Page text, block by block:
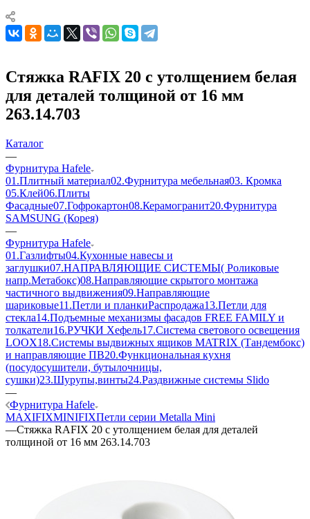
Стяжка RAFIX 20 с утолщением белая
для деталей толщиной от 16 мм
263.14.703
Каталог
—
Фурнитура Hafele
01.Плитный материал02.Фурнитура мебельная03. Кромка
05.Клей06.Плиты
Фасадные07.Гофрокартон08.Керамогранит20.Фурнитура
SAMSUNG (Корея)
—
Фурнитура Hafele
01.Газлифты04.Кухонные навесы и
заглушки07.НАПРАВЛЯЮЩИЕ СИСТЕМЫ( Роликовые
напр.Метабокс)08.Направляющие скрытого монтажа
частичного выдвижения09.Направляющие
шариковые11.Петли и планкиРаспродажа13.Петли для
стекла14.Подъемные механизмы фасадов FREE FAMILY и
толкатели16.РУЧКИ Хефель17.Система светового освещения
LOOX18.Системы выдвижных ящиков MATRIX (Тандембокс)
и направляющие ПВ20.Функциональная кухня
(посудосушители, бутылочницы,
сушки)23.Шурупы,винты24.Раздвижные системы Slido
—
Фурнитура Hafele
MAXIFIXMINIFIXПетли серии Metalla Mini
—Стяжка RAFIX 20 с утолщением белая для деталей
толщиной от 16 мм 263.14.703